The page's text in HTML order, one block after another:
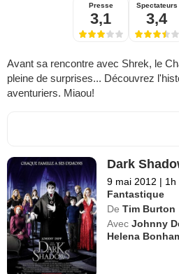
Presse
3,1
Spectateurs
3,4
Avant sa rencontre avec Shrek, le
pleine de surprises... Découvrez
aventuriers. Miaou!
Dark
9 mai 2012 | 1h
Fantastique
De Tim Burton
Avec Johnny
Helena